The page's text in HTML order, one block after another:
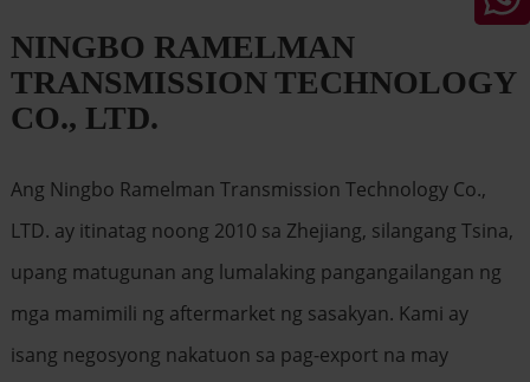
NINGBO RAMELMAN
TRANSMISSION TECHNOLOGY
CO., LTD.
Ang Ningbo Ramelman Transmission Technology Co.,
LTD. ay itinatag noong 2010 sa Zhejiang, silangang Tsina,
upang matugunan ang lumalaking pangangailangan ng
mga mamimili ng aftermarket ng sasakyan. Kami ay
isang negosyong nakatuon sa pag-export na may